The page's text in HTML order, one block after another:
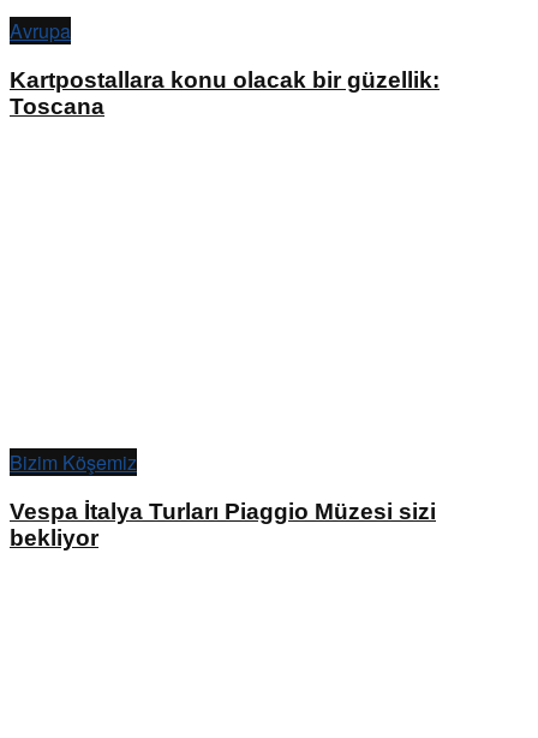
Avrupa
Kartpostallara konu olacak bir güzellik:
Toscana
Bizim Köşemiz
Vespa İtalya Turları Piaggio Müzesi sizi
bekliyor